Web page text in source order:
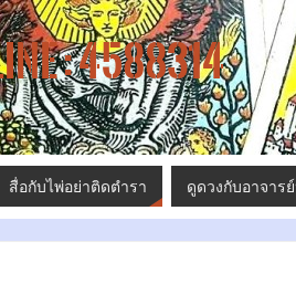
: 4588314
สื่อกับไพ่อย่าติดตำรา ดูดวงกับอาจาร